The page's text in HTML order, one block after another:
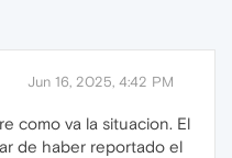
Jun 16, 2025, 4:42 PM
como va la situacion. El
de haber reportado el